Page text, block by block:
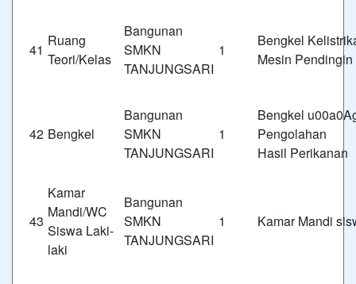
41
Ruang
Teori/Kelas
Bangunan
SMKN 1
TANJUNGSARI
Bengkel
Mesin Pendingin
42 Bengkel
Bangunan
SMKN 1
TANJUNGSARI
Bengkel
Hasil Perikanan
43
Kamar
Mandi/WC
Siswa Laki-
laki
Bangunan
SMKN 1
TANJUNGSARI
Kamar Mandi